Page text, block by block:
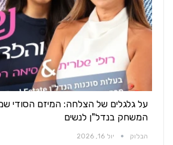
על גלגלים של הצלחה: המיזם הסודי
המשחק בנדל"ן לנשים
הבלוק יול 16, 2026